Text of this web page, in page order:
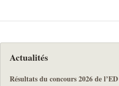
Actualités
Résultats du concours 2026 de